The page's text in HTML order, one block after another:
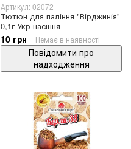
Артикул: 02072
Тютюн для паління "Вірджинія"
0,1г Укр насіння
10 грн Немає в наявності
Повідомити про
надходження